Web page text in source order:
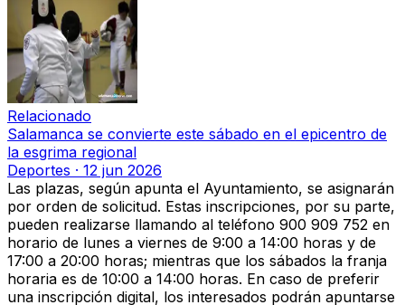
Relacionado
Salamanca se convierte este sábado en el epicentro de
la esgrima regional
Deportes · 12 jun 2026
Las plazas, según apunta el Ayuntamiento, se asignarán
por orden de solicitud. Estas inscripciones, por su parte,
pueden realizarse llamando al teléfono 900 909 752 en
horario de lunes a viernes de 9:00 a 14:00 horas y de
17:00 a 20:00 horas; mientras que los sábados la franja
horaria es de 10:00 a 14:00 horas. En caso de preferir
una inscripción digital, los interesados podrán apuntarse